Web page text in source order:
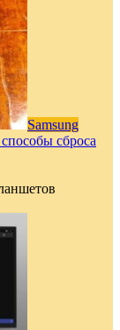
Samsung
сброса